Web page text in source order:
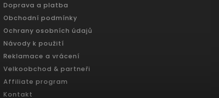
Doprava a platba
Obchodní podmínky
Ochrany osobních údajů
Návody k použití
Reklamace a vrácení
Velkoobchod & partneři
Affiliate program
Kontakt